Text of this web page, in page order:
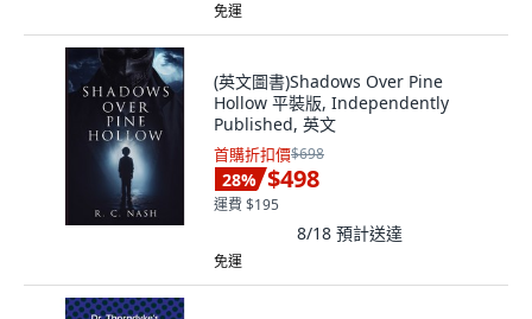
免運
(英文圖書)Shadows Over Pine
Hollow 平裝版, Independently
Published, 英文
首購折扣價$698
28% $498
運費 $195
8/18 預計送達
免運